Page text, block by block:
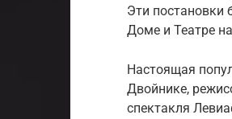
Эти постановки
Доме и Театре
Настоящая
Двойнике,
спектакля